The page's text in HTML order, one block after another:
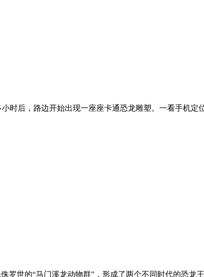
时后，路边开始出现一座座卡通恐龙雕塑。一看手机
罗世的“马门溪龙动物群”，形成了两个不同时代的恐龙